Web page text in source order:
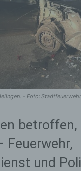
- Foto:
betroffen,
Feuerwehr,
und